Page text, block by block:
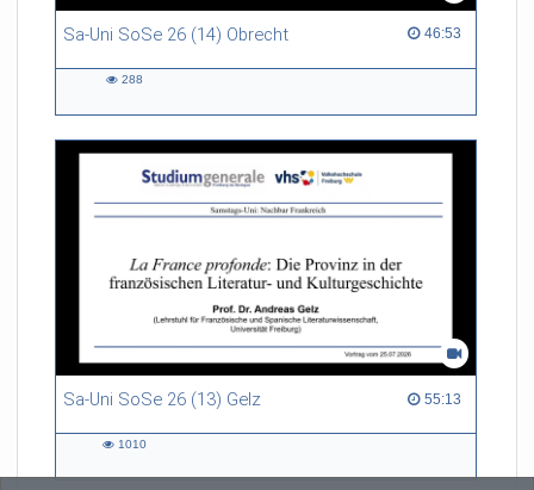
Sa-Uni SoSe 26 (14) Obrecht 46:53
46:53 duration
288
Sa-Uni SoSe 26 (13) Gelz 55:13
55:13 duration
1010